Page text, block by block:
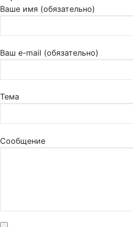
Ваше имя (обязательно)
Ваш e-mail (обязательно)
Тема
Сообщение